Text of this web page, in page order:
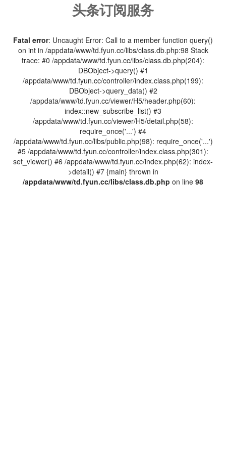
头条订阅服务
Fatal error: Uncaught Error: Call to a member function query()
on int in /appdata/www/td.fyun.cc/libs/class.db.php:98 Stack
trace: #0 /appdata/www/td.fyun.cc/libs/class.db.php(204):
DBObject->query() #1
/appdata/www/td.fyun.cc/controller/index.class.php(199):
DBObject->query_data() #2
/appdata/www/td.fyun.cc/viewer/H5/header.php(60):
index::new_subscribe_list() #3
/appdata/www/td.fyun.cc/viewer/H5/detail.php(58):
require_once('...') #4
/appdata/www/td.fyun.cc/libs/public.php(98): require_once('...')
#5 /appdata/www/td.fyun.cc/controller/index.class.php(301):
set_viewer() #6 /appdata/www/td.fyun.cc/index.php(62): index-
>detail() #7 {main} thrown in
/appdata/www/td.fyun.cc/libs/class.db.php on line 98